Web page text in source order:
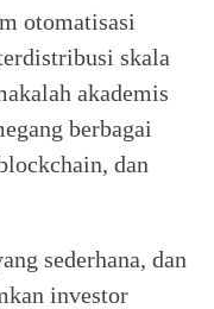
otomatisasi
skala
akademis
berbagai
dan
sederhana, dan
investor